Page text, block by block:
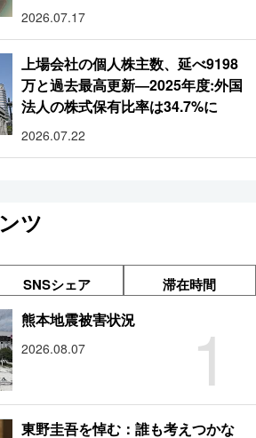
2026.07.17
上場会社の個人株主数、延べ9198
万と過去最高更新―2025年度:外国
法人の株式保有比率は34.7%に
2026.07.22
ツ
SNSシェア 滞在時間
1
熊本地震被害状況
2026.08.07
東野圭吾を悼む：誰も考えつかな